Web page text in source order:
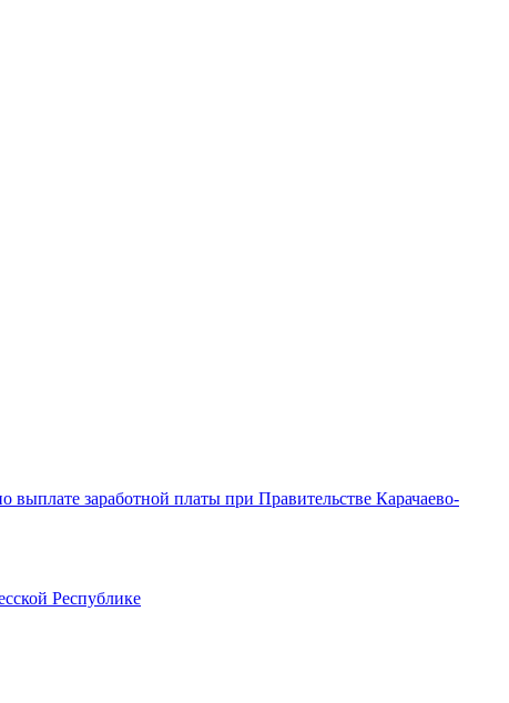
заработной платы при Правительстве Карачаево-
Республике